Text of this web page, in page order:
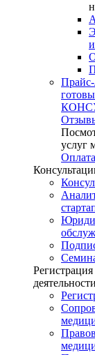
услуг
деятельности